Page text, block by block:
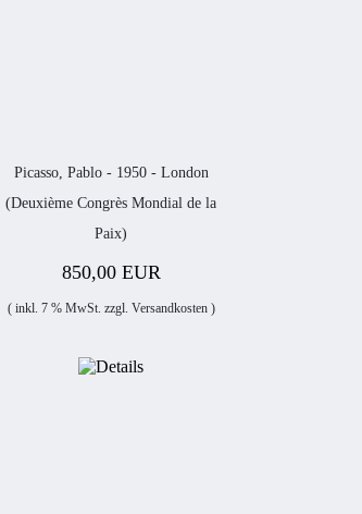
Picasso, Pablo - 1950 - London
(Deuxième Congrès Mondial de la
Paix)
850,00 EUR
( inkl. 7 % MwSt. zzgl. Versandkosten)